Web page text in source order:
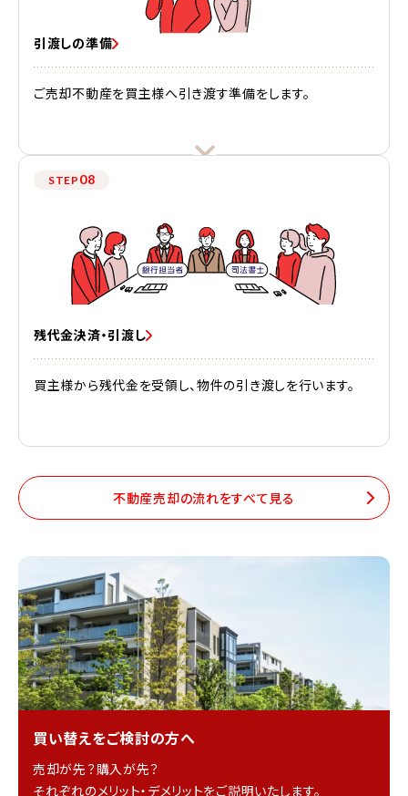
引渡しの準備
ご売却不動産を買主様へ引き渡す準備をします。
STEP 08
残代金決済・引渡し
買主様から残代金を受領し、物件の引き渡しを行います。
不動産売却の流れをすべて見る
買い替えをご検討の方へ
売却が先？購入が先？
それぞれのメリット・デメリットをご説明いたします。